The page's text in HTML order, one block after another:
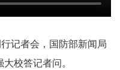
记者会，国防部新闻局
校答记者问。